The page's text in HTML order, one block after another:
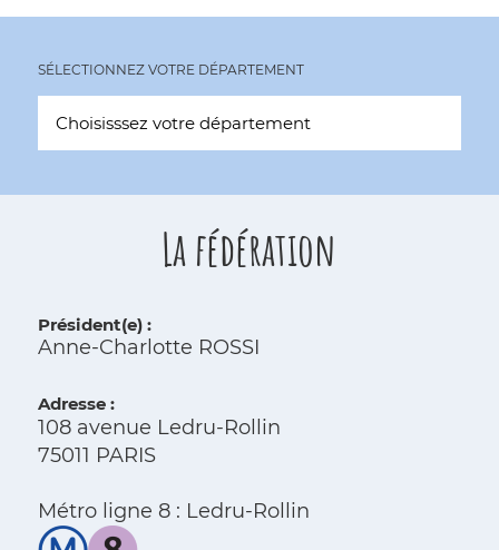
SÉLECTIONNEZ VOTRE DÉPARTEMENT
La fédération
Président(e) :
Anne-Charlotte ROSSI
Adresse :
108 avenue Ledru-Rollin
75011 PARIS
Métro ligne 8 : Ledru-Rollin